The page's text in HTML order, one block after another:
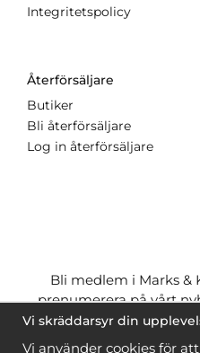
Integritetspolicy
Återförsäljare
Butiker
Bli återförsäljare
Log in återförsäljare
Bli medlem i Marks &
prenumerera på vårt
ner många mönster
när du handlar garn till
Vi skräddarsyr din
Vi använder cookies för